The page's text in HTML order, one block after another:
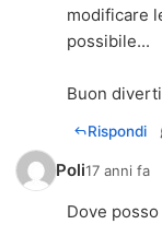
modificare
possibile...
Buon
Rispondi
Poli17 anni fa
Dove